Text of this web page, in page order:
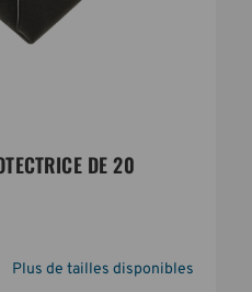
DE 20
Plus de tailles disponibles